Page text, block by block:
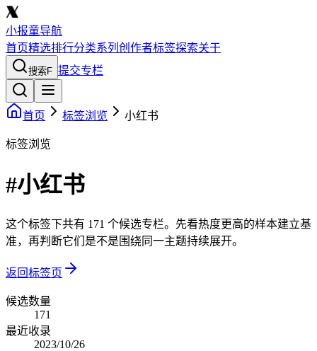
小报童导航
首页精选排行分类系列 创作者标签探索关于
搜索F 提交专栏
首页 标签浏览 小红书
标签浏览
#小红书
这个标签下共有 171 个候选专栏。先看热度更高的样本建立基
准，再判断它们是不是围绕同一主题持续展开。
返回标签页
候选数量
171
最近收录
2023/10/26